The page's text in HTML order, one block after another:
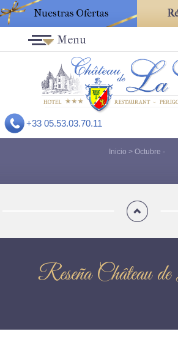
Nuestras Ofertas
+33 05.53.03.70.11
Menu
Inicio > Octubre -
Reseña Château